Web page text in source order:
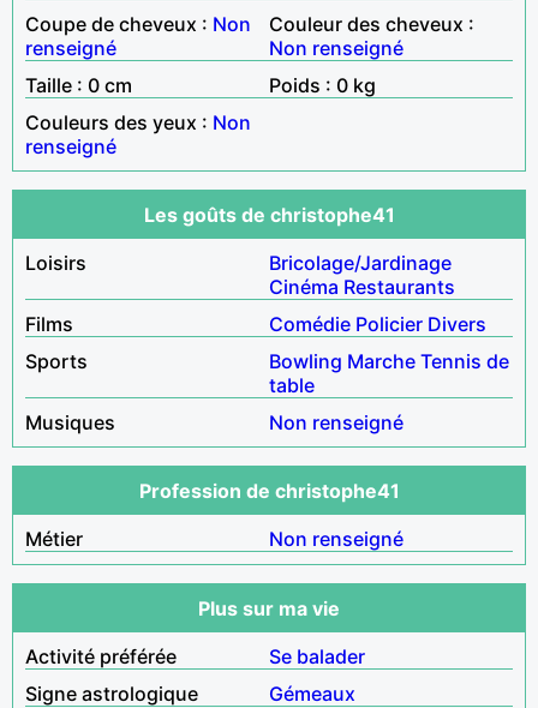
Coupe de cheveux : Non
renseigné
Couleur des cheveux :
Non renseigné
Taille : 0 cm
Poids : 0 kg
Couleurs des yeux : Non
renseigné
Les goûts de christophe41
Loisirs
Bricolage/Jardinage
Cinéma Restaurants
Films
Comédie Policier Divers
Sports
Bowling Marche Tennis de
table
Musiques
Non renseigné
Profession de christophe41
Métier
Non renseigné
Plus sur ma vie
Activité préférée
Se balader
Signe astrologique
Gémeaux